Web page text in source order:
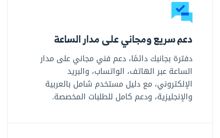
دعم سريع ومجاني على مدار الساعة
دفترة بجانبك دائمًا، دعم فني مجاني على مدار
الساعة عبر الهاتف، الواتساب، والبريد
الإلكتروني، مع دليل مستخدم شامل بالعربية
والإنجليزية، ودعم كامل للطلبات المخصصة.